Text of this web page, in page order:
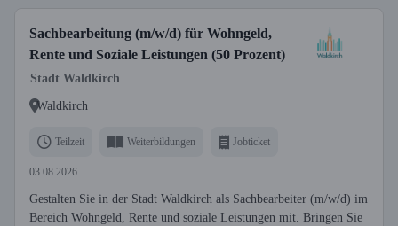
Sachbearbeitung (m/w/d) für Wohngeld,
Rente und Soziale Leistungen (50 Prozent)
Stadt Waldkirch
Waldkirch
Teilzeit Weiterbildungen Jobticket
03.08.2026
Gestalten Sie in der Stadt Waldkirch als Sachbearbeiter (m/w/d) im
Bereich Wohngeld, Rente und soziale Leistungen mit. Bringen Sie